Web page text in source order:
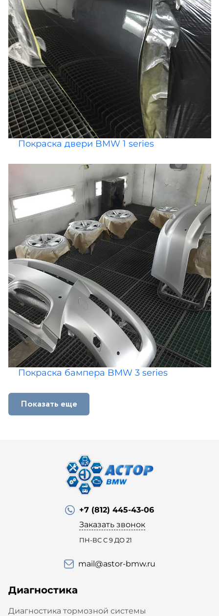
Покраска двери BMW 1 series
Покраска бампера BMW 3 series
Показать еще
+7 (812) 445-43-06
Заказать звонок
ПН-ВС С 9 ДО 21
mail@astor-bmw.ru
Диагностика
Диагностика тормозной системы